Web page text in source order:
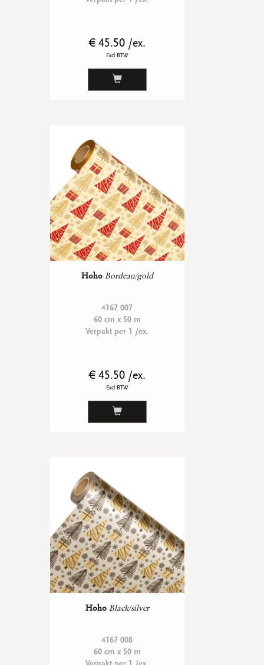
€ 45.50 /ex.
Excl BTW
Hoho Bordeau/gold
4167 007
60 cm x 50 m
Verpakt per 1 /ex.
€ 45.50 /ex.
Excl BTW
Hoho Black/silver
4167 008
60 cm x 50 m